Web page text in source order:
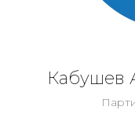
Кабушев